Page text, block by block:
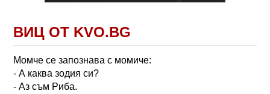
ВИЦ ОТ KVO.BG
Момче се запознава с момиче:
- А каква зодия си?
- Аз съм Риба.